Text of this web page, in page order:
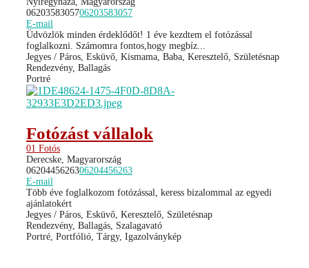
0620358305706203583057
E-mail
Üdvözlök minden érdeklődőt! 1 éve kezdtem el fotózással
foglalkozni. Számomra fontos,hogy megbíz...
Jegyes / Páros, Esküvő, Kismama, Baba, Keresztelő, Születésnap
Rendezvény, Ballagás
Portré
Fotózást vállalok
01 Fotós
Derecske, Magyarország
0620445626306204456263
E-mail
Több éve foglalkozom fotózással, keress bizalommal az egyedi
ajánlatokért
Jegyes / Páros, Esküvő, Keresztelő, Születésnap
Rendezvény, Ballagás, Szalagavató
Portré, Portfólió, Tárgy, Igazolványkép